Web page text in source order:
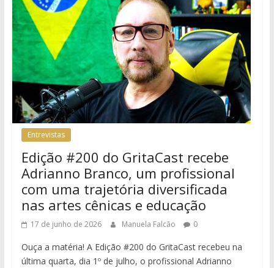
Entrevistas
Edição #200 do GritaCast recebe
Adrianno Branco, um profissional
com uma trajetória diversificada
nas artes cênicas e educação
17 de junho de 2026 Manuela Falcão 0
Ouça a matéria! A Edição #200 do GritaCast recebeu na
última quarta, dia 1º de julho, o profissional Adrianno